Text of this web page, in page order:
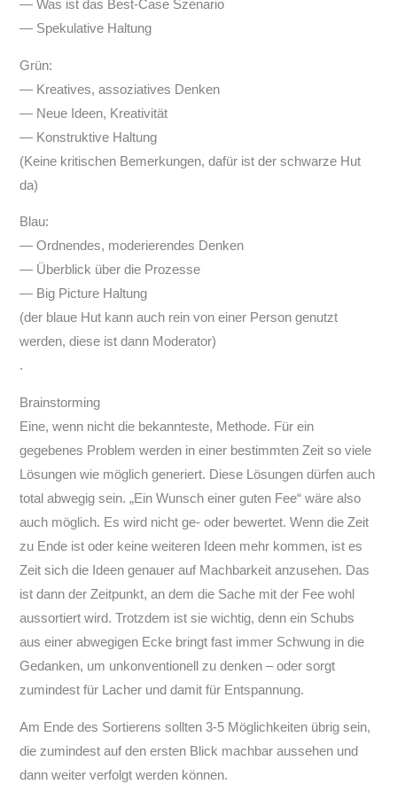
— Was ist das Best-Case Szenario
— Spekulative Haltung
Grün:
— Kreatives, assoziatives Denken
— Neue Ideen, Kreativität
— Konstruktive Haltung
(Keine kritischen Bemerkungen, dafür ist der schwarze Hut
da)
Blau:
— Ordnendes, moderierendes Denken
— Überblick über die Prozesse
— Big Picture Haltung
(der blaue Hut kann auch rein von einer Person genutzt
werden, diese ist dann Moderator)
.
Brainstorming
Eine, wenn nicht die bekannteste, Methode. Für ein
gegebenes Problem werden in einer bestimmten Zeit so viele
Lösungen wie möglich generiert. Diese Lösungen dürfen auch
total abwegig sein. „Ein Wunsch einer guten Fee“ wäre also
auch möglich. Es wird nicht ge- oder bewertet. Wenn die Zeit
zu Ende ist oder keine weiteren Ideen mehr kommen, ist es
Zeit sich die Ideen genauer auf Machbarkeit anzusehen. Das
ist dann der Zeitpunkt, an dem die Sache mit der Fee wohl
aussortiert wird. Trotzdem ist sie wichtig, denn ein Schubs
aus einer abwegigen Ecke bringt fast immer Schwung in die
Gedanken, um unkonventionell zu denken – oder sorgt
zumindest für Lacher und damit für Entspannung.
Am Ende des Sortierens sollten 3-5 Möglichkeiten übrig sein,
die zumindest auf den ersten Blick machbar aussehen und
dann weiter verfolgt werden können.